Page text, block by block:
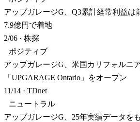
アップガレージG、Q3累計経常利益は
7.9億円で着地
2/06 · 株探
ポジティブ
アップガレージG、米国カリフォルニ
「UPGARAGE Ontario」をオープン
11/14 · TDnet
ニュートラル
アップガレージG、25年実績データを